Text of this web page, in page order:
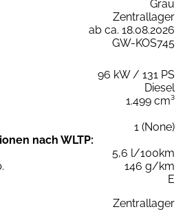
Grau
Zentrallager
ab ca. 18.08.2026
GW-KOS745
96 kW / 131 PS
Diesel
1.499 cm³
1 (None)
nach WLTP:
5,6 l/100km
146 g/km
E
Zentrallager